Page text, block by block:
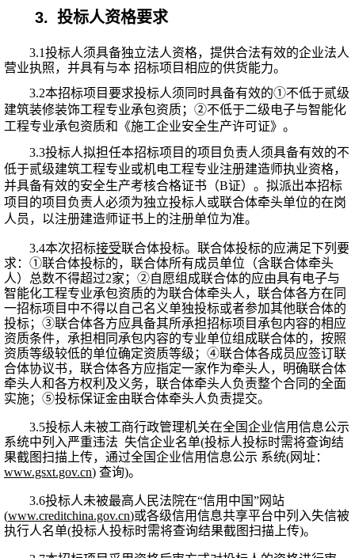
3. 投标人资格要求
3.1投标人须具备独立法人资格，提供合法有效的企业法人
营业执照，并具有与本 招标项目相应的供货能力。
3.2本招标项目要求投标人须 同时具备有效的①不低于贰级
建筑装修装饰工程专业承包资质； ②不低于二级电子与智能化
工程专业承包资质和《施工企业安全生产许可证》。
3.3投标人拟担任本招标项目的项目负责人须具备有效的不
低于贰级建筑工程专业或机电工程专业注册建造师执业资格，
并具备有效的安全生产考核合格证书（B证）。拟派出本招标
项目的项目负责人必须为独立投标人或联合体牵头单位的在岗
人员，以注册建造师证书上的注册单位为准。
3.4本次招标接受联合体投标。 联合体投标的应满足下列要
求： ①联合体投标的，联合体所有成员单位（含联合体牵头
人）总数不得超过2家； ②自愿组成联合体的应由具有电子与
智能化工程专业承包资质的为联合体牵头人，联合体各方在同
一招标项目中不得以自己名义单独投标或者参加其他联合体的
投标；③联合体各方应具备其所承担招标项目承包内容的相应
资质条件，承担相同承包内容的专业单位组成联合体的，按照
资质等级较低的单位确定资质等级；④联合体各成员应签订联
合体协议书，联合体各方应指定一家作为牵头人，明确联合体
牵头人和各方权利及义务，联合体牵头人负责整个合同的全面
实施；⑤投标保证金由联合体牵头人负责提交。
3.5投标人未被工商行政管理机关在全国企业信用信息公示
系统中列入严重违法 失信企业名单(投标人投标时需将查询结
果截图扫描上传，通过全国企业信用信息公示 系统(网址：
www.gsxt.gov.cn) 查询)。
3.6投标人未被最高人民法院在“信用中国”网站
(www.creditchina.gov.cn)或各级信用信息共享平台中列入失信被
执行人名单(投标人投标时需将查询结果截图扫描上传)。